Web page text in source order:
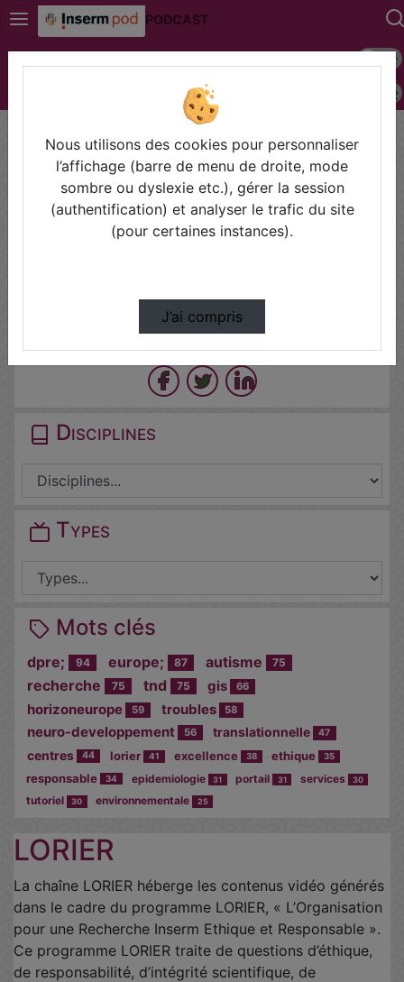
PODCAST
Mode
Police
Rendez-vous LORIER
Rdv Lorier - Comment S’Interroger Sur La Mis…
LORIER
La chaîne LORIER héberge les contenus vidéo générés
dans le cadre du programme LORIER, « L’Organisation
pour une Recherche Inserm Ethique et Responsable ».
Ce programme LORIER traite de questions d’éthique,
de responsabilité, d’intégrité scientifique, de
Prendre des notes
Partager
Disciplines
Types
Mots clés
dpre; 94 europe; 87 autisme 75
recherche 75 tnd 75 gis 66
horizoneurope 59 troubles 58
neuro-developpement 56 translationnelle 47
centres 44 lorier 41 excellence 38 ethique 35
responsable 34 epidemiologie 31 portail 31 services 30
tutoriel 30 environnementale 25
Nous utilisons des cookies pour personnaliser
l’affichage (barre de menu de droite, mode
sombre ou dyslexie etc.), gérer la session
(authentification) et analyser le trafic du site
(pour certaines instances).
J’ai compris